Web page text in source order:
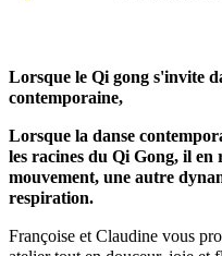
Lorsque le Qi gong s'invite
contemporaine,
Lorsque la danse
les racines du Qi Gong, il en
mouvement, une autre
respiration.
Françoise et Claudine vous